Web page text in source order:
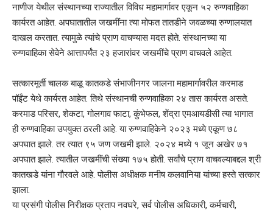
नाणीज येथील संस्थानच्या राज्यातील विविध महामार्गावर एकून ५२ रुग्णवाहिका
कार्यरत आहेत. अपघातातील जखमींना त्या मोफत तातडीने जवळच्या रुग्णालयात
दाखल करतात. त्यामुळे त्यांचे प्राण वाचण्यास मदत होते. संस्थानच्या या
रुग्णवाहिका सेवेने आत्तापर्यंत २३ हजारांवर जखमींचे प्राण वाचवले आहेत.
सत्कारमूर्ती चालक बाळू कातकडे संभाजीनगर जालना महामार्गावरील करमाड
पॉईंट येथे कार्यरत आहेत. तिथे संस्थानची रुग्णवाहिका २४ तास कार्यरत असते.
करमाड परिसर, शेकटा, गोलगाव फाटा, कुंभेफल, शेंद्रा एमआयडीसी त्या भागात
ही रुग्णवाहिका उपयुक्त ठरली आहे. या रुग्णवाहिकेने २०२३ मध्ये एकूण ७८
अपघात झाले. तर त्यात ९५ जण जखमी झाले. २०२४ मध्ये १ जून अखेर ७१
अपघात झाले. त्यातील जखमींची संख्या १७५ होती. सर्वांचे प्राण वाचवल्याबद्दल श्री
कातखडे यांना गौरवले आहे. पोलीस अधीक्षक मनीष कलवानिया यांच्या हस्ते सत्कार
झाला.
या प्रसंगी पोलीस निरीक्षक प्रताप नवघरे, सर्व पोलीस अधिकारी, कर्मचारी,